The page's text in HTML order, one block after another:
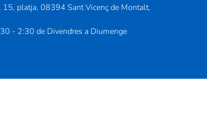
15, platja, 08394 Sant Vicenç de Montalt,
- 2:30 de Divendres a Diumenge